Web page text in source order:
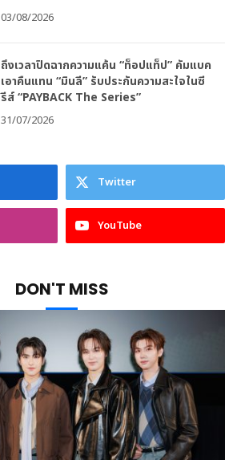
03/08/2026
ถึงเวลาปิดฉากความแค้น “ท็อปแท็ป” คัมแบค
เอาคืนแทน “มินลี” รับประกันความสะใจในซี
รีส์ “PAYBACK The Series”
31/07/2026
Twitter
YouTube
DON'T MISS